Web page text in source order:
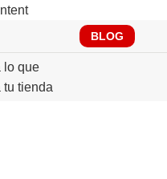
QUE CUMPLIR CON
BLOG